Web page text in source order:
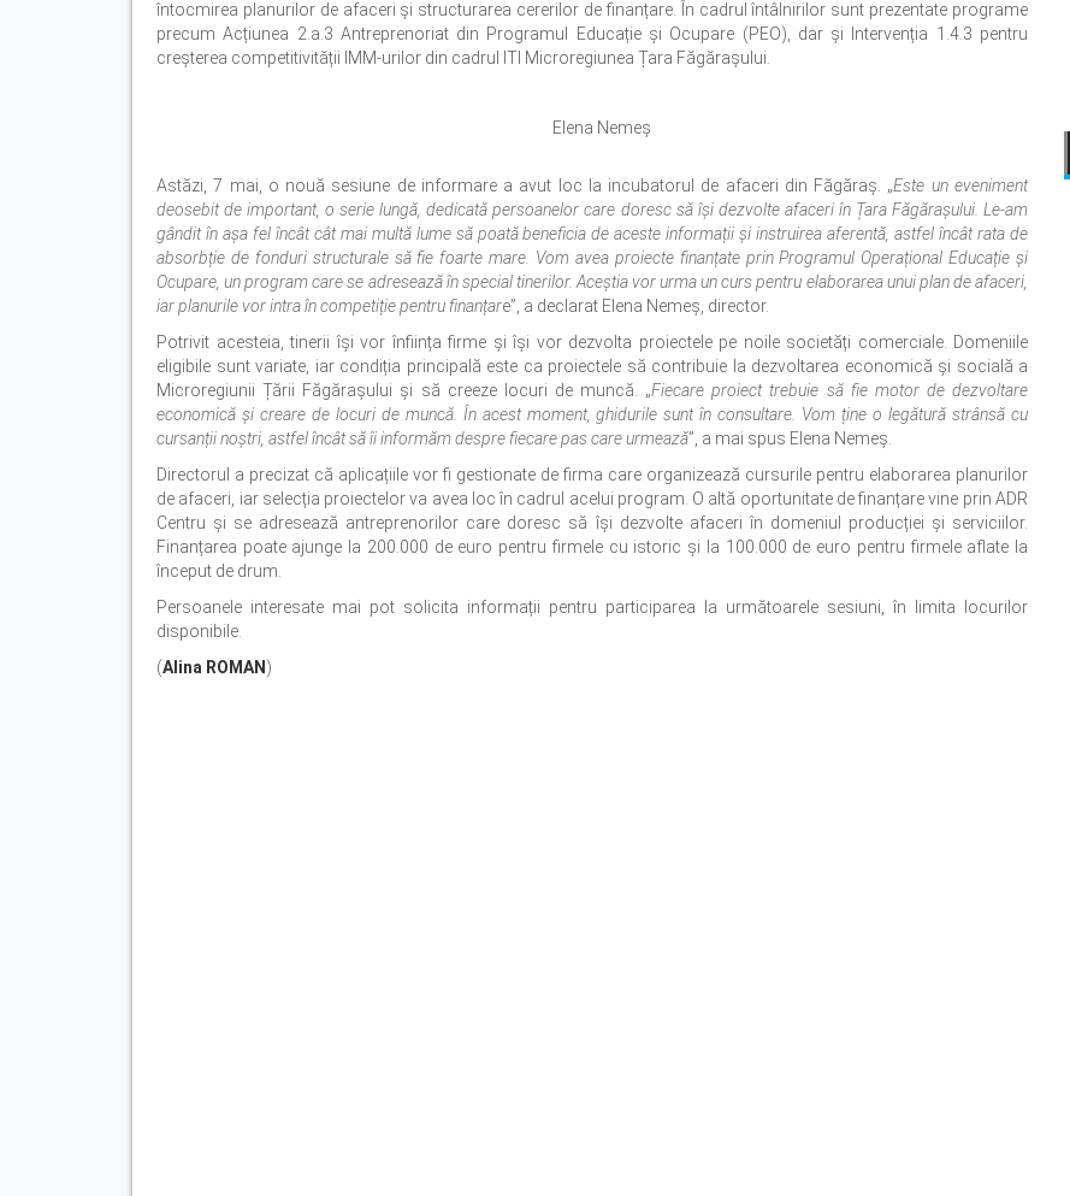
întocmirea planurilor de afaceri și structurarea cererilor de finanțare. În cadrul întâlnirilor sunt prezentate programe
precum Acțiunea 2.a.3 Antreprenoriat din Programul Educație și Ocupare (PEO), dar și Intervenția 1.4.3 pentru
creșterea competitivității IMM-urilor din cadrul ITI Microregiunea Țara Făgărașului.
Elena Nemeș
Astăzi, 7 mai, o nouă sesiune de informare a avut loc la incubatorul de afaceri din Făgăraș. „Este un eveniment
deosebit de important, o serie lungă, dedicată persoanelor care doresc să își dezvolte afaceri în Țara Făgărașului. Le-am
gândit în așa fel încât cât mai multă lume să poată beneficia de aceste informații și instruirea aferentă, astfel încât rata de
absorbție de fonduri structurale să fie foarte mare. Vom avea proiecte finanțate prin Programul Operațional Educație și
Ocupare, un program care se adresează în special tinerilor. Aceștia vor urma un curs pentru elaborarea unui plan de afaceri,
iar planurile vor intra în competiție pentru finanțare”, a declarat Elena Nemeș, director.
Potrivit acesteia, tinerii își vor înființa firme și își vor dezvolta proiectele pe noile societăți comerciale. Domeniile
eligibile sunt variate, iar condiția principală este ca proiectele să contribuie la dezvoltarea economică și socială a
Microregiunii Țării Făgărașului și să creeze locuri de muncă. „Fiecare proiect trebuie să fie motor de dezvoltare
economică și creare de locuri de muncă. În acest moment, ghidurile sunt în consultare. Vom ține o legătură strânsă cu
cursanții noștri, astfel încât să îi informăm despre fiecare pas care urmează”, a mai spus Elena Nemeș.
Directorul a precizat că aplicațiile vor fi gestionate de firma care organizează cursurile pentru elaborarea planurilor
de afaceri, iar selecția proiectelor va avea loc în cadrul acelui program. O altă oportunitate de finanțare vine prin ADR
Centru și se adresează antreprenorilor care doresc să își dezvolte afaceri în domeniul producției și serviciilor.
Finanțarea poate ajunge la 200.000 de euro pentru firmele cu istoric și la 100.000 de euro pentru firmele aflate la
început de drum.
Persoanele interesate mai pot solicita informații pentru participarea la următoarele sesiuni, în limita locurilor
disponibile.
(Alina ROMAN )